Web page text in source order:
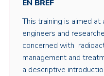
EN BREF
This training is aimed at
engineers and
concerned with
management and
a descriptive